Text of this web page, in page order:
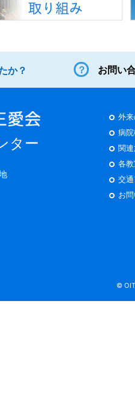
か？ お問い
ター
外
病
関
各
交
お
©